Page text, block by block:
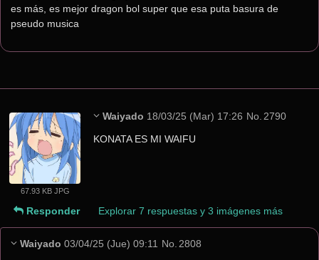
es más, es mejor dragon bol super que esa puta basura de
pseudo musica
67.93 KB JPG
Waiyado 18/03/25 (Mar) 17:26 No. 2790
KONATA ES MI WAIFU
Responder Explorar 7 respuestas y 3 imágenes más
Waiyado 03/04/25 (Jue) 09:11 No. 2808